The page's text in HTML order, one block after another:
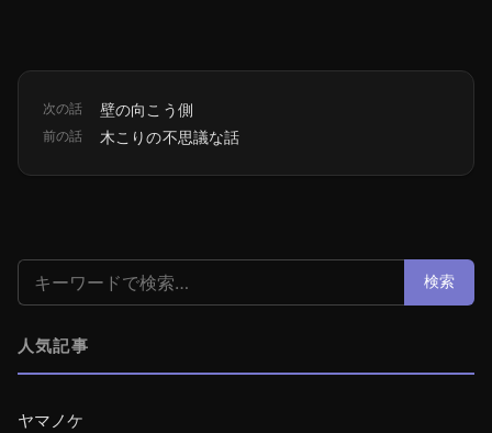
次の話 壁の向こう側
前の話 木こりの不思議な話
検索: 検索
人気記事
ヤマノケ